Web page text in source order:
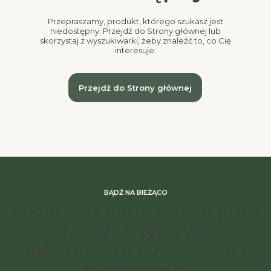
Przepraszamy, produkt, którego szukasz jest
niedostępny. Przejdź do Strony głównej lub
skorzystaj z wyszukiwarki, żeby znaleźć to, co Cię
interesuje.
Przejdź do Strony głównej
BĄDŹ NA BIEŻĄCO